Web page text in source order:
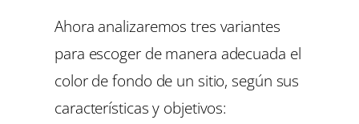
Ahora analizaremos tres variantes
para escoger de manera adecuada el
color de fondo de un sitio, según sus
características y objetivos: